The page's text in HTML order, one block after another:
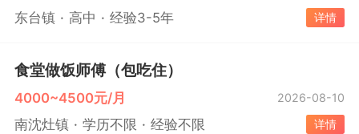
东台镇 高中 经验3-5年 详情
食堂做饭师傅（包吃住）
4000~4500元/月 2026-08-10
南沈灶镇 学历不限 经验不限 详情